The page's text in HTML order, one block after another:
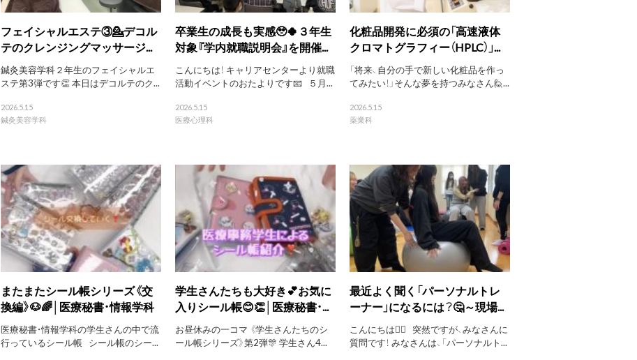
フェイシャルエステ③💁デコル
テのクレンジングマッサージ...
鍼灸美容学科２年生のフェイシャルエ
ステ第3弾です👏 本日はデコルテのク...
2026.5.15
鍼灸美容学科
卒業生の成長も実感🥹🍀３年生
対象『学内就職説明会』を開催...
こんにちは！ キャリアセンターより就職
活動イベントのおたよりです📧 ５月...
2026.5.15
医療心理科
化粧品開発に必須の「高速液体
クロマトグラフィー（HPLC）」...
「将来、自分の手で新しい化粧品を作っ
てみたい！」そんな夢を持つみなさん🙋...
2026.5.15
薬業科
またまたシール帳シリーズ《交
換編》🐶🌈│医療秘書・情報学科
医療秘書・情報学科の学生さんの中で流
行っているシール帳 シール帳のシー...
学生さんたちも大好き💕お気に
入りシール帳😊👏│医療秘書・...
お昼休みの一コマ 《学生さんたちのシ
ール帳シリーズ》第2弾🎊 学生さん4...
最近よく聞く「パーソナルトレ
ーナー」になるには？🤔～現場...
こんにちは🙆‍♀️ 突然ですが、みなさんに
質問です！ みなさんは、「パーソナルト...